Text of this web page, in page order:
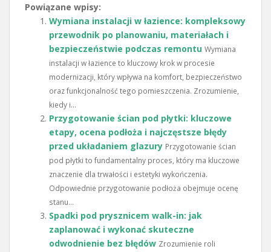
Powiązane wpisy:
Wymiana instalacji w łazience: kompleksowy
przewodnik po planowaniu, materiałach i
bezpieczeństwie podczas remontu Wymiana
instalacji w łazience to kluczowy krok w procesie
modernizacji, który wpływa na komfort, bezpieczeństwo
oraz funkcjonalność tego pomieszczenia. Zrozumienie,
kiedy i...
Przygotowanie ścian pod płytki: kluczowe
etapy, ocena podłoża i najczęstsze błędy
przed układaniem glazury Przygotowanie ścian
pod płytki to fundamentalny proces, który ma kluczowe
znaczenie dla trwałości i estetyki wykończenia.
Odpowiednie przygotowanie podłoża obejmuje ocenę
stanu...
Spadki pod prysznicem walk-in: jak
zaplanować i wykonać skuteczne
odwodnienie bez błędów Zrozumienie roli